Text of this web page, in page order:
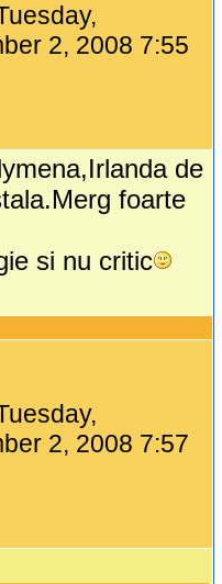
2, 2008 7:55
de
foarte
si nu critic
2, 2008 7:57